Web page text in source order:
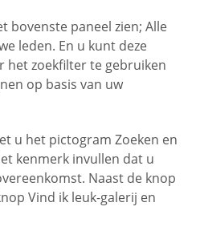
bovenste paneel zien; Alle
leden. En u kunt deze
het zoekfilter te gebruiken
op basis van uw
u het pictogram Zoeken en
kenmerk invullen dat u
Naast de knop
Vind ik leuk-galerij en